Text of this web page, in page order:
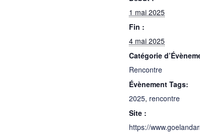
1 mai 2025
Fin :
4 mai 2025
Catégorie
Rencontre
Évènement Tags:
2025, rencontre
Site :
https://